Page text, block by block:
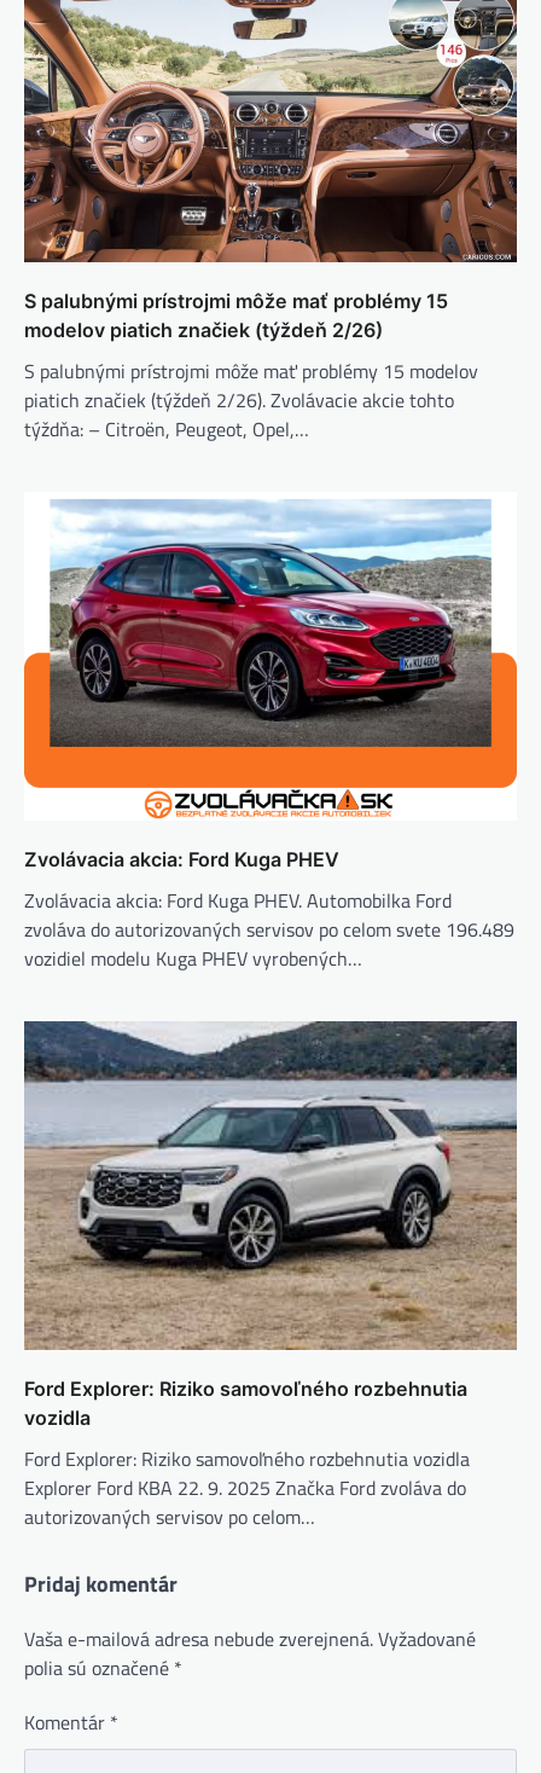
S palubnými prístrojmi môže mať problémy 15
modelov piatich značiek (týždeň 2/26)
S palubnými prístrojmi môže mať problémy 15 modelov
piatich značiek (týždeň 2/26). Zvolávacie akcie tohto
týždňa: – Citroën, Peugeot, Opel,…
Zvolávacia akcia: Ford Kuga PHEV
Zvolávacia akcia: Ford Kuga PHEV. Automobilka Ford
zvoláva do autorizovaných servisov po celom svete 196.489
vozidiel modelu Kuga PHEV vyrobených…
Ford Explorer: Riziko samovoľného rozbehnutia
vozidla
Ford Explorer: Riziko samovoľného rozbehnutia vozidla
Explorer Ford KBA 22. 9. 2025 Značka Ford zvoláva do
autorizovaných servisov po celom…
Pridaj komentár
Vaša e-mailová adresa nebude zverejnená.Vyžadované
polia sú označené *
Komentár *